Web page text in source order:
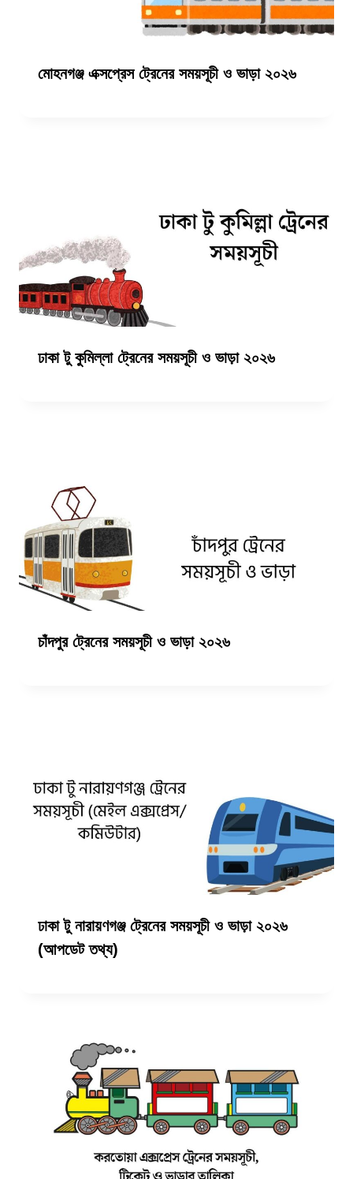
মোহনগঞ্জ এক্সপ্রেস ট্রেনের সময়সূচী ও ভাড়া ২০২৬
ঢাকা টু কুমিল্লা ট্রেনের সময়সূচী ও ভাড়া ২০২৬
চাঁদপুর ট্রেনের সময়সূচী ও ভাড়া ২০২৬
ঢাকা টু নারায়ণগঞ্জ ট্রেনের সময়সূচী ও ভাড়া ২০২৬
(আপডেট তথ্য)